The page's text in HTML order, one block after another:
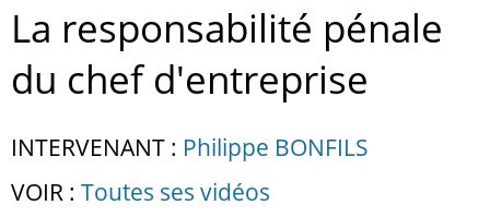
La responsabilité pénale
du chef d'entreprise
INTERVENANT : Philippe BONFILS
VOIR : Toutes ses vidéos